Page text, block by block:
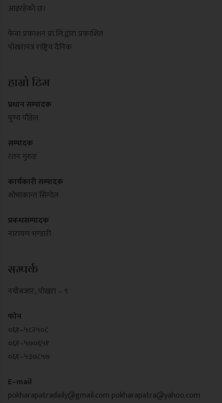
आइरहेको छ।
फेवा प्रकाशन प्रा.लि.द्वारा प्रकाशित
पोखरापत्र राष्ट्रिय दैनिक
हाम्रो टिम
प्रधान सम्पादक
पुण्य पौडेल
सम्पादक
रतन गुरुङ
कार्यकारी सम्पादक
शोभाकान्त सिग्देल
प्रबन्धसम्पादक
नारायण भण्डारी
सम्पर्क
नयाँबजार , पोखरा – ९
फोन
०६१–५८२५०८
०६१–५७०६५१
०६१–५३७८५७
E–mail
pokharapatradaily@gmail.com pokharapatra@yahoo.com